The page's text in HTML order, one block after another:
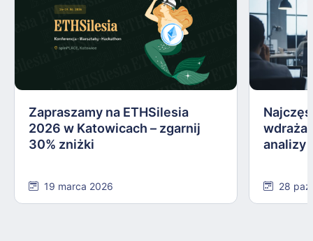
Zapraszamy na ETHSilesia
2026 w Katowicach – zgarnij
30% zniżki
19 marca 2026
analizy
28